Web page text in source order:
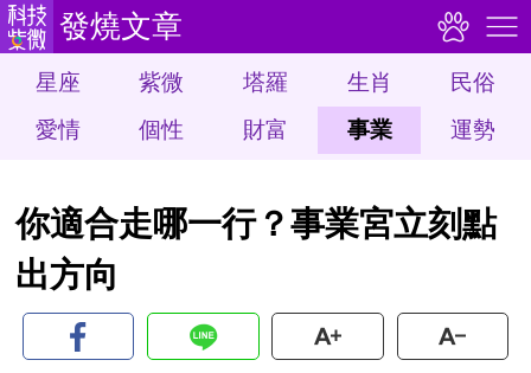
發燒文章
星座 紫微 塔羅 生肖
民俗
愛情
個性 財富 事業 運勢
你適合走哪一行？事業宮立刻點
出方向